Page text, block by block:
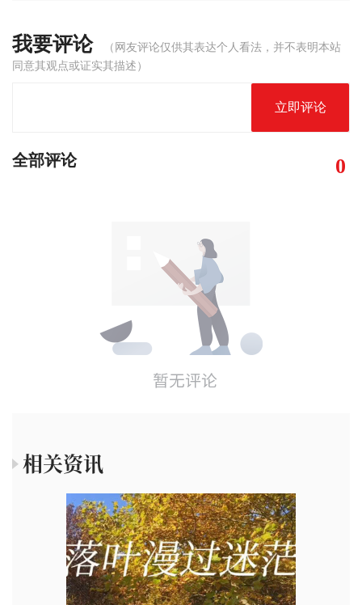
我要评论
（网友评论仅供其表达个人看法，并不表明本站
同意其观点或证实其描述）
立即评论
全部评论 0
相关资讯